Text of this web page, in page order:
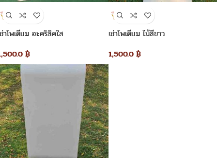
าโพเดียม อะคริลิคใส
฿
เช่าโพเดียม ไม้สีขาว
1,500.0 ฿